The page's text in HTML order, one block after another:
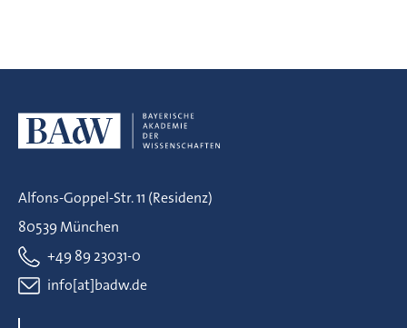
Alfons-Goppel-Str. 11 (Residenz)
80539 München
+49 89 23031-0
info[at]badw.de